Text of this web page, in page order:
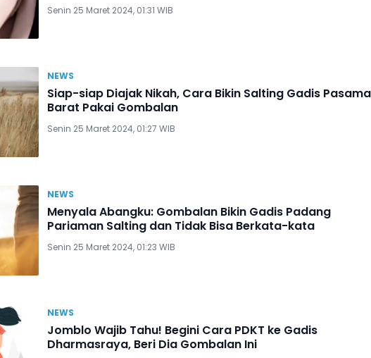
Senin 25 Maret 2024, 01:31 WIB
NEWS
Siap-siap Diajak Nikah, Cara Bikin Salting Gadis
Barat Pakai Gombalan
Senin 25 Maret 2024, 01:27 WIB
NEWS
Menyala Abangku: Gombalan Bikin Gadis Padang
Pariaman Salting dan Tidak Bisa Berkata-kata
Senin 25 Maret 2024, 01:23 WIB
NEWS
Jomblo Wajib Tahu! Begini Cara PDKT ke Gadis
Dharmasraya, Beri Dia Gombalan Ini